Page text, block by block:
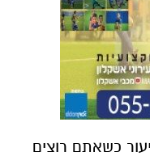
כשאתם רוצים